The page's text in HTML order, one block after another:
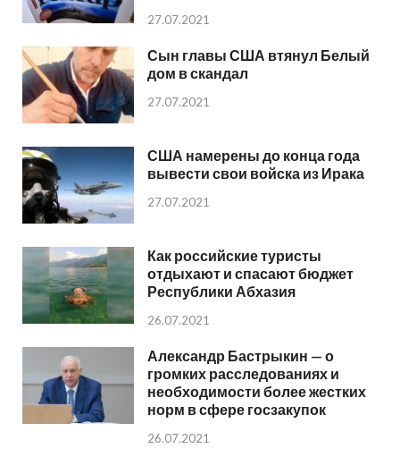
27.07.2021
Сын главы США втянул Белый
дом в скандал
27.07.2021
США намерены до конца года
вывести свои войска из Ирака
27.07.2021
Как российские туристы
отдыхают и спасают бюджет
Республики Абхазия
26.07.2021
Александр Бастрыкин — о
громких расследованиях и
необходимости более жестких
норм в сфере госзакупок
26.07.2021